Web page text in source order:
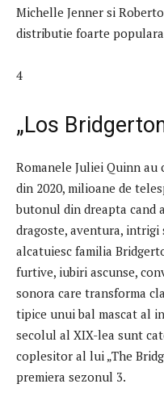
Michelle Jenner si
distributie foarte
4
„Los
Romanele Juliei Quinn
din 2020, milioane de
butonul din dreapta cand
dragoste, aventura,
alcatuiesc familia
furtive, iubiri ascunse,
sonora care transforma
tipice unui bal mascat al
secolul al XIX-lea sunt
coplesitor al lui „The
premiera sezonul 3.